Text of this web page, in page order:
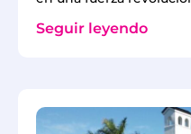
Seguir leyendo